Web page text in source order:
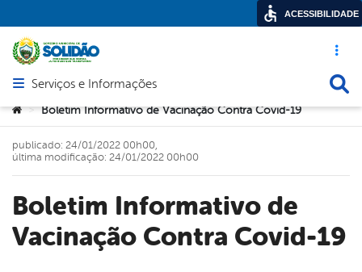
Acesso
Abrir menu principal de navegação
Serviços e Informações
Você está aqui:
> Boletim Informativo de Vacinação Contra Covid-19
Boletim Informativo de
Vacinação Contra Covid-19
publicado: 24/01/2022 00h00,
última modificação: 24/01/2022 00h00
ACESSIBILIDADE